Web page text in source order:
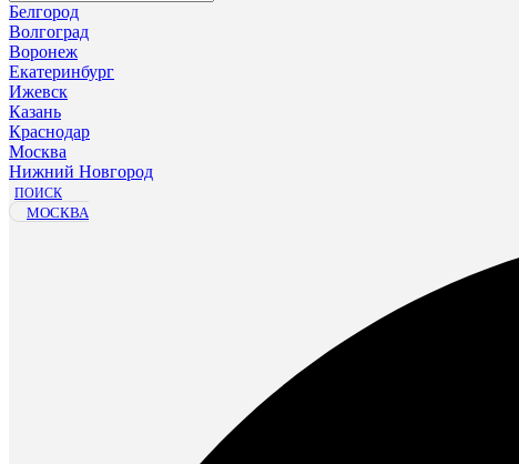
Белгород
Волгоград
Воронеж
Екатеринбург
Ижевск
Казань
Краснодар
Москва
Нижний Новгород
ПОИСК
МОСКВА